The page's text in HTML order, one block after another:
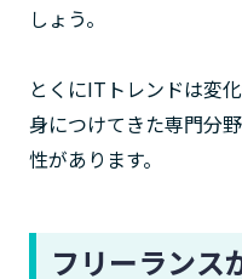
しょう。
とくにITトレンドは変
身につけてきた専門分
性があります。
フリーランス